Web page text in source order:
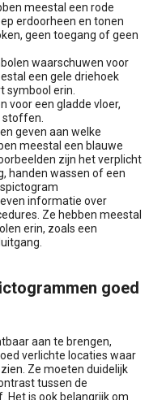
meestal een rode
erdoorheen en tonen
geen toegang of geen
waarschuwen voor
een gele driehoek
symbool erin.
voor een gladde vloer,
geven aan welke
meestal een blauwe
zijn het verplicht
handen wassen of een
informatie over
Ze hebben meestal
erin, zoals een
goed
aan te brengen,
verlichte locaties waar
Ze moeten duidelijk
tussen de
Het is ook belangrijk om